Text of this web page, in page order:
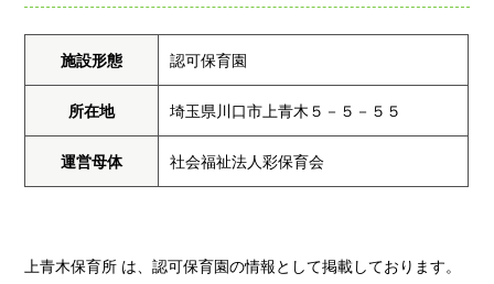
施設形態 認可保育園
所在地 埼玉県川口市上青木５－５－５５
運営母体 社会福祉法人彩保育会
上青木保育所 は、認可保育園の情報として掲載しております。